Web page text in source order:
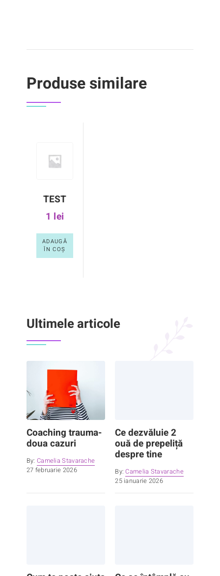
Produse similare
TEST
1 lei
ADAUGĂ
ÎN COȘ
Ultimele articole
Coaching trauma-
doua cazuri
By: Camelia Stavarache
27 februarie 2026
Ce dezvăluie 2
ouă de prepeliță
despre tine
By:Camelia Stavarache
25 ianuarie 2026